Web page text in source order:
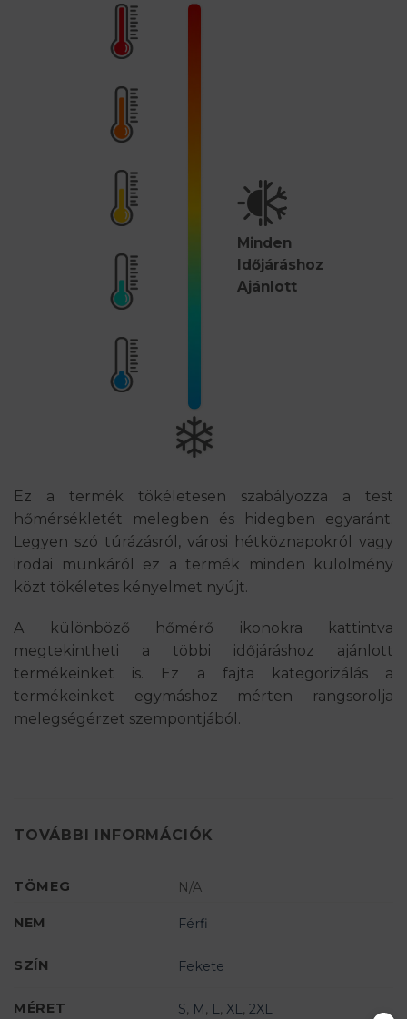
Minden
Időjáráshoz
Ajánlott
Ez a termék tökéletesen szabályozza a test
hőmérsékletét melegben és hidegben egyaránt.
Legyen szó túrázásról, városi hétköznapokról vagy
irodai munkáról ez a termék minden külölmény
közt tökéletes kényelmet nyújt.
A különböző hőmérő ikonokra kattintva
megtekintheti a többi időjáráshoz ajánlott
termékeinket is. Ez a fajta kategorizálás a
termékeinket egymáshoz mérten rangsorolja
melegségérzet szempontjából.
TOVÁBBI INFORMÁCIÓK
TÖMEG N/A
NEM Férfi
SZÍN Fekete
MÉRET S, M , L,XL,2XL